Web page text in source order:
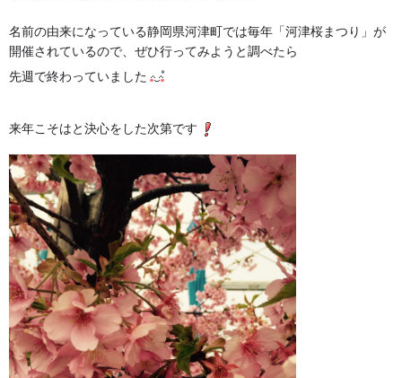
名前の由来になっている静岡県河津町では毎年「河津桜まつり」が
開催されているので、ぜひ行ってみようと調べたら
先週で終わっていました
来年こそはと決心をした次第です